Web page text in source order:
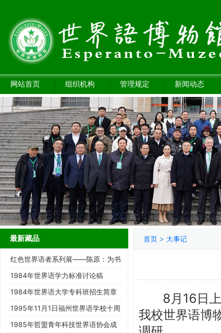
网站首页 组织机构 管理规定 新闻动态
最新藏品
红色世界语者系列展——陈原：为书
而生的跨界智者
1984年世界语学力标准讨论稿
1984年世界语大学专科班招生简章
1995年11月1日福州世界语学校十周
年庆典请柬
1985年哲盟青年科技世界语协会成
首页 > 大事记
8月16日上
我校世界语博